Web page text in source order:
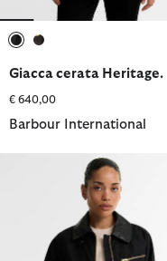
Giacca cerata Heritage.
€ 640,00
Barbour International
Giacca cerata Donnington